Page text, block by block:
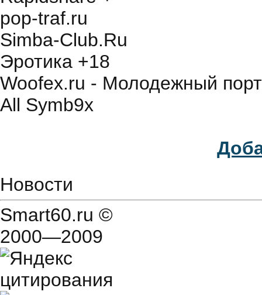
pop-traf.ru
Simba-Club.Ru
Эротика +18
Woofex.ru - Молодежный
All Symb9x
Новости
Smart60.ru ©
2000—2009